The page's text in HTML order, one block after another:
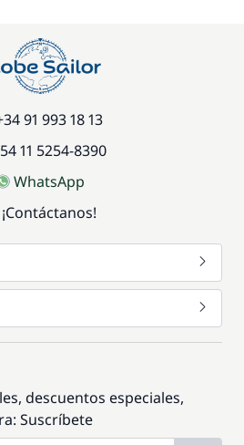
91 993 18 13
11 5254-8390
WhatsApp
¡Contáctanos!
descuentos especiales,
Suscríbete